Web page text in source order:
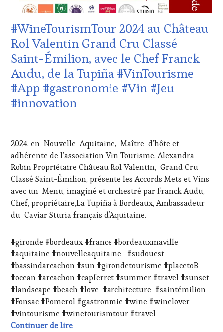
WINE
VOUCHER,
WINE
TOURISM
FAME,
TOURISM
TOUR,
WINE
TOURISM
PROVENCE,
VITICOLE,
ADHÉRENT,
VIN
TOURISME
EDITION
LES
CLÉS
DU
VIN
HAUTE
GASTRONOMIE
FRANÇAISE,
INVITATIONS
DÉGUSTATIONS,
WINE
TASTING,
STREAMING,
MASTERCLASS,
MÉDIAS,
PRESSE
ÉCRITE,
RADIO,
TV,
WEB,
OENOTOURISME,
PARTENAIRES
#WineTourismTour 2024 au Château
Rol Valentin Grand Cru Classé
Saint-Émilion, avec le Chef Franck
Audu, de la Tupiña #VinTourisme
#App #gastronomie #Vin #Jeu
#innovation
2024
2024, en Nouvelle Aquitaine, Maître d’hôte et
adhérente de l’association Vin Tourisme, Alexandra
Robin Propriétaire Château Rol Valentin, Grand Cru
Classé Saint-Émilion, présente les Accords Mets et Vins
avec un Menu, imaginé et orchestré par Franck Audu,
Chef, propriétaire,La Tupiña à Bordeaux, Ambassadeur
du Caviar Sturia français d’Aquitaine.
#gironde #bordeaux #france #bordeauxmaville
#aquitaine #nouvelleaquitaine #sudouest
#bassindarcachon #sun #girondetourisme #placetoB
#ocean #arcachon #capferret #summer #travel #sunset
#landscape #beach #love #architecture #saintémilion
#Fonsac #Pomerol #gastronmie #wine #winelover
#vintourisme #winetourismtour #travel
Continuer de lire#WineTourismTour 2024 au Château